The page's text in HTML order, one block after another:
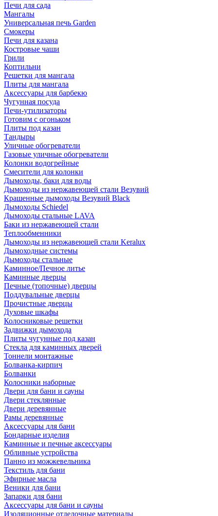
Печи для сада
Мангалы
Универсальная печь Garden
Смокеры
Печи для казана
Костровые чаши
Грили
Коптильни
Решетки для мангала
Плиты для мангала
Аксессуары для барбекю
Чугунная посуда
Печи-утилизаторы
Готовим с огоньком
Плиты под казан
Тандыры
Уличные обогреватели
Газовые уличные обогреватели
Колонки водогрейные
Смесители для колонки
Дымоходы, баки для воды
Дымоходы из нержавеющей стали Везувий
Крашенные дымоходы Везувий Black
Дымоходы Schiedel
Дымоходы стальные LAVA
Баки из нержавеющей стали
Теплообменники
Дымоходы из нержавеющей стали Keralux
Дымоходные системы
Дымоходы стальные
Каминное/Печное литье
Каминные дверцы
Печные (топочные) дверцы
Поддувальные дверцы
Прочистные дверцы
Духовые шкафы
Колосниковые решетки
Задвижки дымохода
Плиты чугунные под казан
Стекла для каминных дверей
Тоннели монтажные
Болванка-кирпич
Болванки
Колосники наборные
Двери для бани и сауны
Двери стеклянные
Двери деревянные
Рамы деревянные
Аксессуары для бани
Бондарные изделия
Каминные и печные аксессуары
Обливные устройства
Панно из можжевельника
Текстиль для бани
Эфирные масла
Веники для бани
Запарки для бани
Аксессуары для бани и сауны
Изоляционные отделочные материалы